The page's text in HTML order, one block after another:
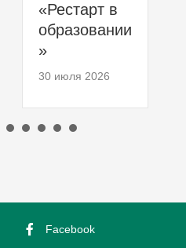
«Рестарт в
образовании
»
30 июля 2026
Facebook